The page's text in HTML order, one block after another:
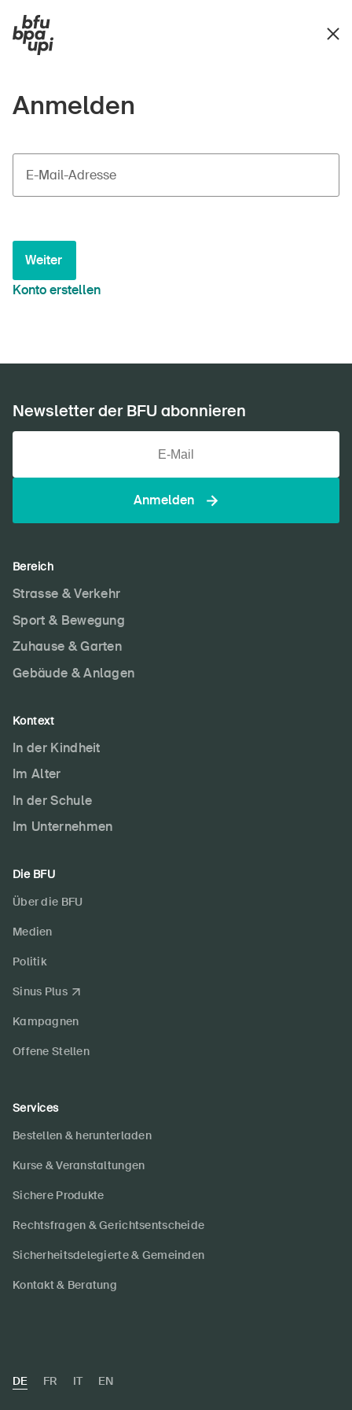
Anmelden
E-Mail-Adresse
Weiter
Konto erstellen
Newsletter der BFU abonnieren
Anmelden
Bereich
Strasse & Verkehr
Sport & Bewegung
Zuhause & Garten
Gebäude & Anlagen
Kontext
In der Kindheit
Im Alter
In der Schule
Im Unternehmen
Die BFU
Über die BFU
Medien
Politik
Sinus Plus
Kampagnen
Offene Stellen
Services
Bestellen & herunterladen
Kurse & Veranstaltungen
Sichere Produkte
Rechtsfragen & Gerichtsentscheide
Sicherheitsdelegierte & Gemeinden
Kontakt & Beratung
DE FR IT EN